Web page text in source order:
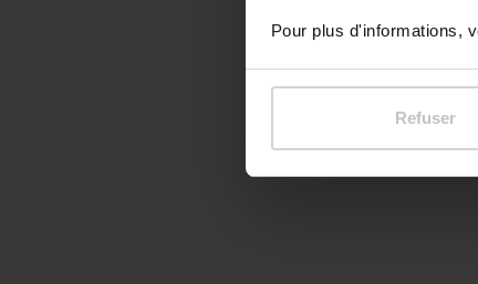
Pour plus d'informations,
Refuser